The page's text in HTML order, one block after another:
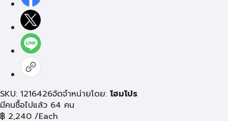
SKU: 1216426จัดจำหน่ายโดย: โฮมโปร
มีคนซื้อไปแล้ว 64 คน
฿ 2,240 /Each